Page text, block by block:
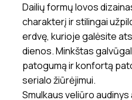
Dailių formų lovos
charakterį ir stilingai
erdvę, kurioje galėsite
dienos. Minkštas
patogumą ir konfortą
serialo žiūrėjimui.
Smulkaus veliūro